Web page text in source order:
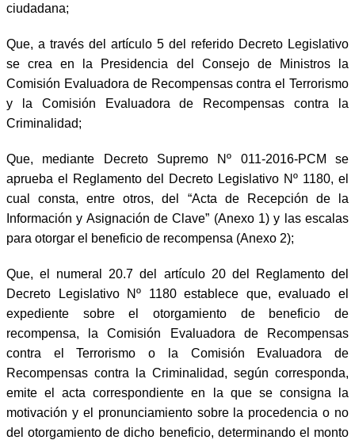
ciudadana;
Que, a través del artículo 5 del referido Decreto Legislativo
se crea en la Presidencia del Consejo de Ministros la
Comisión Evaluadora de Recompensas contra el Terrorismo
y la Comisión Evaluadora de Recompensas contra la
Criminalidad;
Que, mediante Decreto Supremo Nº 011-2016-PCM se
aprueba el Reglamento del Decreto Legislativo Nº 1180, el
cual consta, entre otros, del “Acta de Recepción de la
Información y Asignación de Clave” (Anexo 1) y las escalas
para otorgar el beneficio de recompensa (Anexo 2);
Que, el numeral 20.7 del artículo 20 del Reglamento del
Decreto Legislativo Nº 1180 establece que, evaluado el
expediente sobre el otorgamiento de beneficio de
recompensa, la Comisión Evaluadora de Recompensas
contra el Terrorismo o la Comisión Evaluadora de
Recompensas contra la Criminalidad, según corresponda,
emite el acta correspondiente en la que se consigna la
motivación y el pronunciamiento sobre la procedencia o no
del otorgamiento de dicho beneficio, determinando el monto